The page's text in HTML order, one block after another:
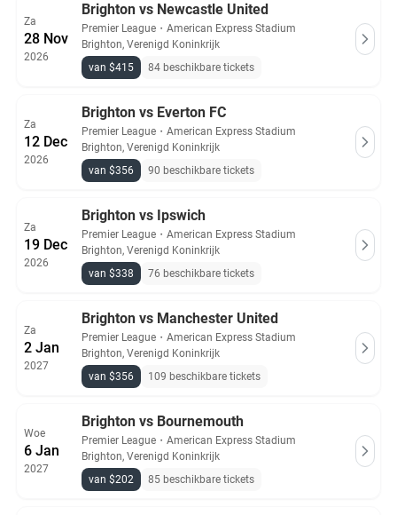
Za
28 Nov
2026
Brighton vs Newcastle United
Premier League ・ American Express Stadium
Brighton, Verenigd Koninkrijk
van $415
84 beschikbare tickets
Za
12 Dec
2026
Brighton vs Everton FC
Premier League ・ American Express Stadium
Brighton, Verenigd Koninkrijk
van $356
90 beschikbare tickets
Za
19 Dec
2026
Brighton vs Ipswich
Premier League ・ American Express Stadium
Brighton, Verenigd Koninkrijk
van $338
76 beschikbare tickets
Za
2 Jan
2027
Brighton vs Manchester United
Premier League ・ American Express Stadium
Brighton, Verenigd Koninkrijk
van $356
109 beschikbare tickets
Woe
6 Jan
2027
Brighton vs Bournemouth
Premier League ・ American Express Stadium
Brighton, Verenigd Koninkrijk
van $202
85 beschikbare tickets